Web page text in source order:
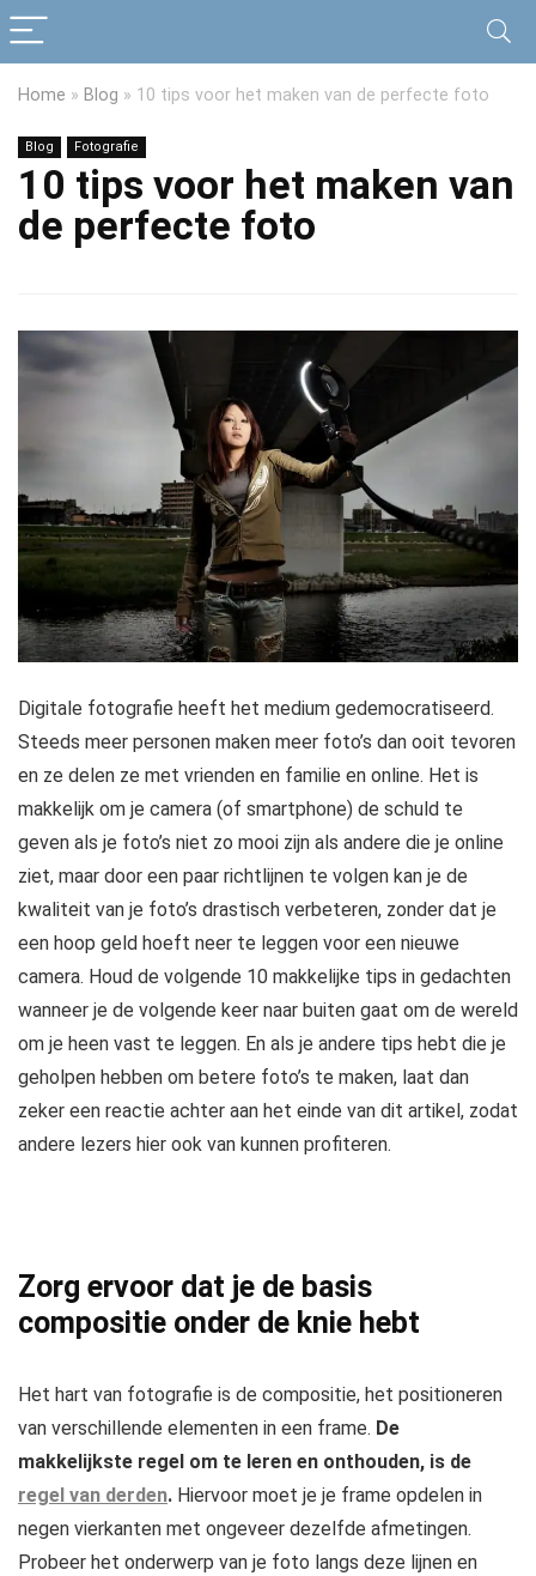
Home » Blog » 10 tips voor het maken van de perfecte foto
Blog Fotografie
10 tips voor het maken van
de perfecte foto
Digitale fotografie heeft het medium gedemocratiseerd.
Steeds meer personen maken meer foto’s dan ooit tevoren
en ze delen ze met vrienden en familie en online. Het is
makkelijk om je camera (of smartphone) de schuld te
geven als je foto’s niet zo mooi zijn als andere die je online
ziet, maar door een paar richtlijnen te volgen kan je de
kwaliteit van je foto’s drastisch verbeteren, zonder dat je
een hoop geld hoeft neer te leggen voor een nieuwe
camera. Houd de volgende 10 makkelijke tips in gedachten
wanneer je de volgende keer naar buiten gaat om de wereld
om je heen vast te leggen. En als je andere tips hebt die je
geholpen hebben om betere foto’s te maken, laat dan
zeker een reactie achter aan het einde van dit artikel, zodat
andere lezers hier ook van kunnen profiteren.
Zorg ervoor dat je de basis
compositie onder de knie hebt
Het hart van fotografie is de compositie, het positioneren
van verschillende elementen in een frame. De
makkelijkste regel om te leren en onthouden, is de
regel van derden. Hiervoor moet je je frame opdelen in
negen vierkanten met ongeveer dezelfde afmetingen.
Probeer het onderwerp van je foto langs deze lijnen en